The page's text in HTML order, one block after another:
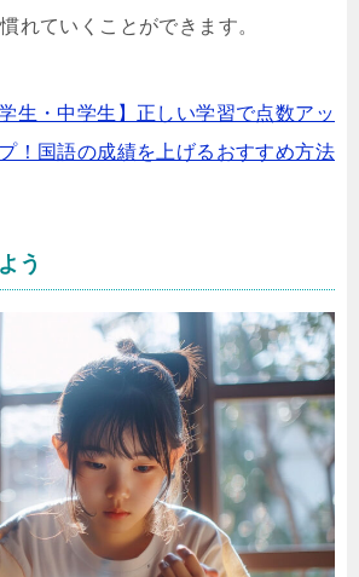
れていくことができます。
学生・中学生】正しい学習で点数アッ
プ！国語の成績を上げるおすすめ方法
う